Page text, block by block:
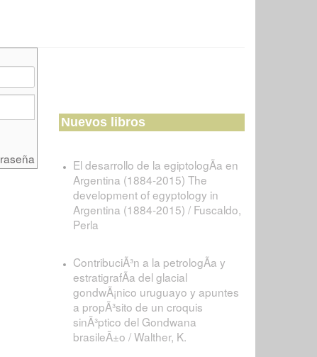
Nuevos libros
El desarrollo de la egiptologÃ­a en
Argentina (1884-2015) The
development of egyptology in
Argentina (1884-2015) / Fuscaldo,
Perla
ContribuciÃ³n a la petrologÃ­a y
estratigrafÃ­a del glacial
gondwÃ¡nico uruguayo y apuntes
a propÃ³sito de un croquis
sinÃ³ptico del Gondwana
brasileÃ±o / Walther, K.